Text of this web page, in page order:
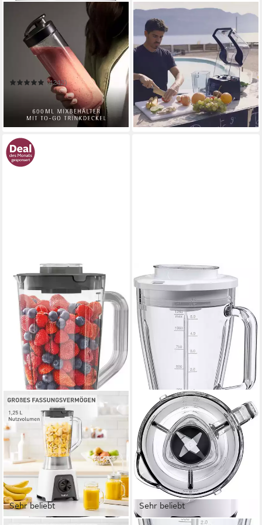
Smoothie-Maker »Kult X Mix
& Go«
300 W Leistung
Kapazität
Betriebsart
(4242)
UVP74,99 €
am nächsten Werktag bei dir
KUVINGS
Standmixer CB850
Professional Power Blender
1700 W Leistung
Kapazität
Netzkabel Betriebsart
1.399,00 €
40,62 €mtl. in 48 Raten
in 4-5 Werktagen bei dir
Sehr beliebt Sehr beliebt